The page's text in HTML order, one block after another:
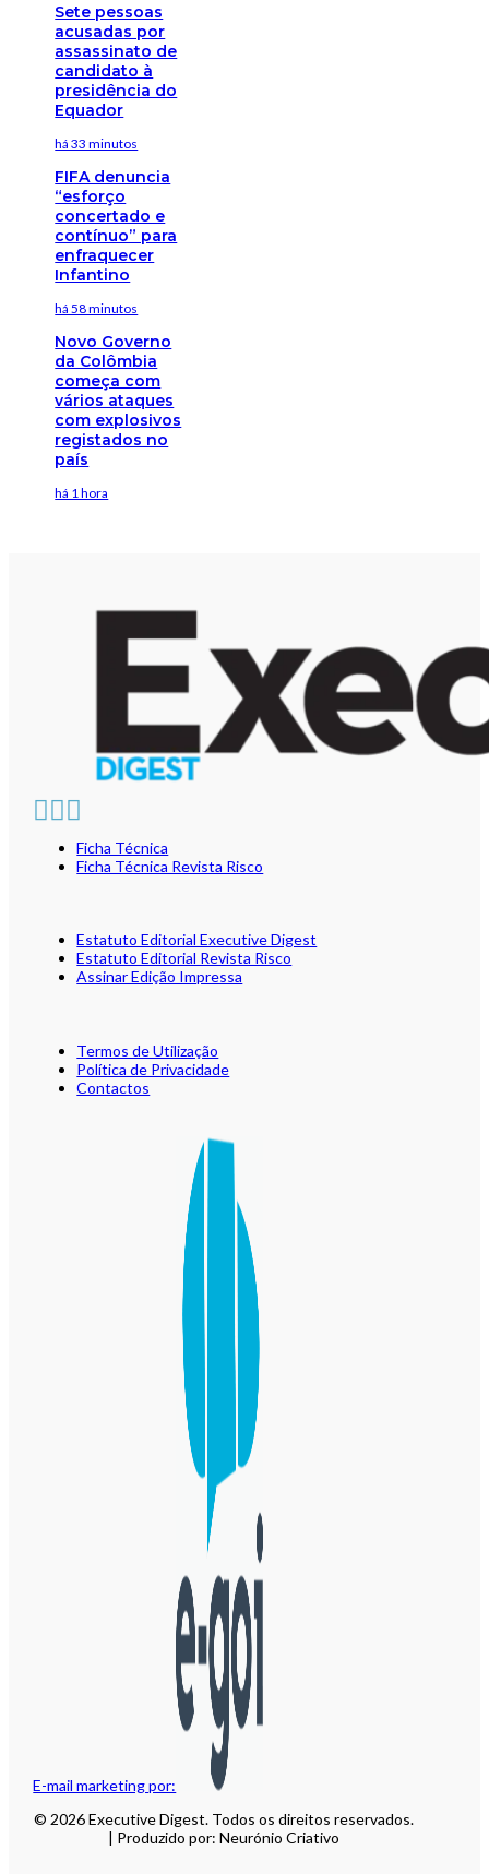
Sete pessoas
acusadas por
assassinato de
candidato à
presidência do
Equador
há 33 minutos
FIFA denuncia
“esforço
concertado e
contínuo” para
enfraquecer
Infantino
há 58 minutos
Novo Governo
da Colômbia
começa com
vários ataques
com explosivos
registados no
país
há 1 hora
E-mail marketing por:
Ficha Técnica
Ficha Técnica Revista Risco
Estatuto Editorial Executive Digest
Estatuto Editorial Revista Risco
Assinar Edição Impressa
Termos de Utilização
Política de Privacidade
Contactos
© 2026 Executive Digest. Todos os direitos reservados.
| Produzido por: Neurónio Criativo